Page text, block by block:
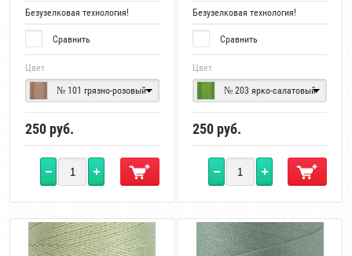
Безузелковая технология!
Сравнить
Цвет
№ 101 грязно-розовый
250 руб.
Безузелковая технология!
Сравнить
Цвет
№ 203 ярко-салатовый
250 руб.